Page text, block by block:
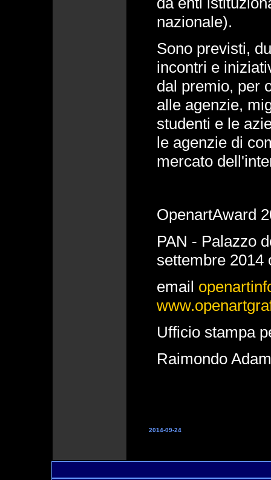
nazionale).
Sono previsti,
incontri e
dal premio, per
alle agenzie,
studenti e le
le agenzie di
mercato
OpenartAward
PAN - Palazzo
settembre 2014
email
Ufficio stampa
Raimondo
2014-09-24